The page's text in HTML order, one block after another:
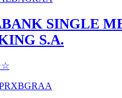
SINGLE
S.A.
☆